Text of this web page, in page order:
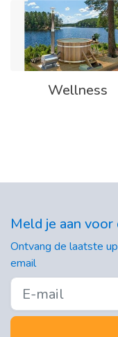
Wellness
Meld je aan
Ontvang de laatste
email